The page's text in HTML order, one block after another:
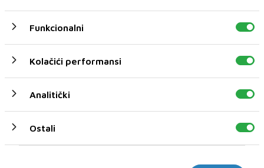
Funkcionalni
Kolačići performansi
Analitički
Ostali